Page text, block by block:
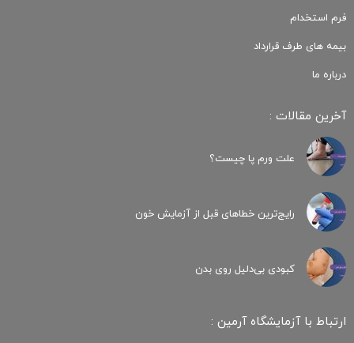
فرم استخدام
بیمه های طرف قرارداد
درباره ما
آخرین مقالات :
علت ورم پا چیست؟
رایج‌ترین خطاهای قبل از آزمایش خون
کبودی‌ بی‌دلیل روی بدن
ارتباط با آزمایشگاه آرمین :